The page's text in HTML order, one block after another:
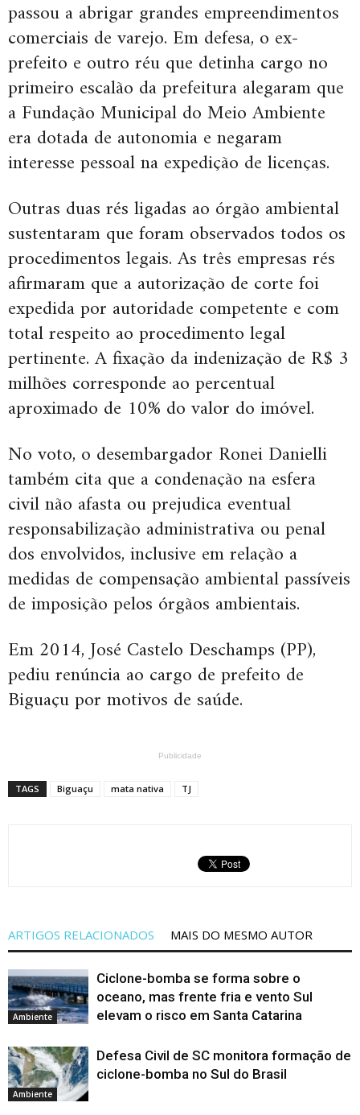
passou a abrigar grandes empreendimentos
comerciais de varejo. Em defesa, o ex-
prefeito e outro réu que detinha cargo no
primeiro escalão da prefeitura alegaram que
a Fundação Municipal do Meio Ambiente
era dotada de autonomia e negaram
interesse pessoal na expedição de licenças.
Outras duas rés ligadas ao órgão ambiental
sustentaram que foram observados todos os
procedimentos legais. As três empresas rés
afirmaram que a autorização de corte foi
expedida por autoridade competente e com
total respeito ao procedimento legal
pertinente. A fixação da indenização de R$ 3
milhões corresponde ao percentual
aproximado de 10% do valor do imóvel.
No voto, o desembargador Ronei Danielli
também cita que a condenação na esfera
civil não afasta ou prejudica eventual
responsabilização administrativa ou penal
dos envolvidos, inclusive em relação a
medidas de compensação ambiental passíveis
de imposição pelos órgãos ambientais.
Em 2014, José Castelo Deschamps (PP),
pediu renúncia ao cargo de prefeito de
Biguaçu por motivos de saúde.
Publicidade
TAGS Biguaçu mata nativa TJ
ARTIGOS RELACIONADOS MAIS DO MESMO AUTOR
Ambiente
Ciclone-bomba se forma sobre o
oceano, mas frente fria e vento Sul
elevam o risco em Santa Catarina
Ambiente
Defesa Civil de SC monitora formação de
ciclone-bomba no Sul do Brasil